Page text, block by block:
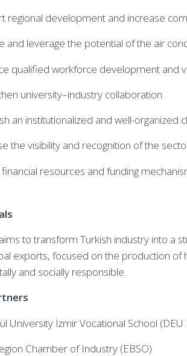
regional development and increase
and leverage the potential of the air
qualified workforce development and
university–industry collaboration
an institutionalized and well-organized
the visibility and recognition of the
resources and funding
to transform Turkish industry into a
exports, focused on the production
and socially responsible.
University İzmir Vocational School (DEU
Chamber of Industry (EBSO)